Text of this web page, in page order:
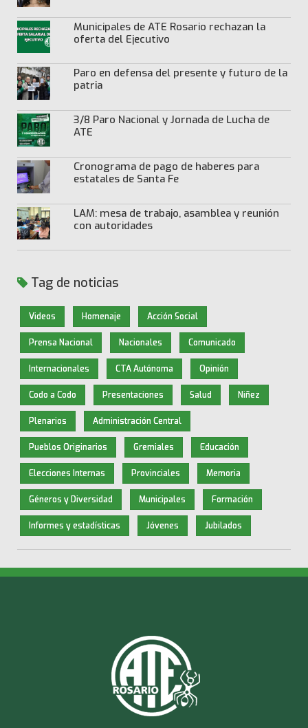
Municipales de ATE Rosario rechazan la
oferta del Ejecutivo
Paro en defensa del presente y futuro de la
patria
3/8 Paro Nacional y Jornada de Lucha de
ATE
Cronograma de pago de haberes para
estatales de Santa Fe
LAM: mesa de trabajo, asamblea y reunión
con autoridades
Tag de noticias
Videos Homenaje Acción Social
Prensa Nacional Nacionales Comunicado
Internacionales CTA Autónoma Opinión
Codo a Codo Presentaciones Salud Niñez
Plenarios Administración Central
Pueblos Originarios Gremiales Educación
Elecciones Internas Provinciales Memoria
Géneros y Diversidad Municipales Formación
Informes y estadísticas Jóvenes Jubilados